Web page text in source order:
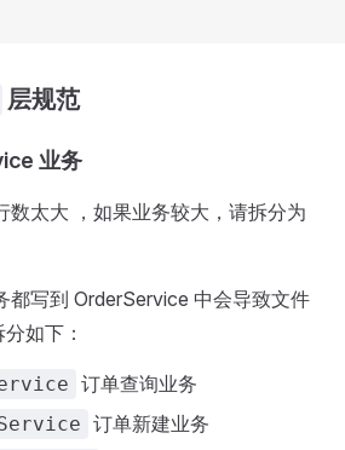
层规范
业务
数太大 ，如果业务较大，请拆分为
都写到 OrderService 中会导致文件
如下：
订单查询业务
订单新建业务